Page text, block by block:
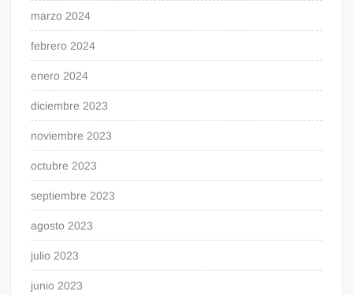
marzo 2024
febrero 2024
enero 2024
diciembre 2023
noviembre 2023
octubre 2023
septiembre 2023
agosto 2023
julio 2023
junio 2023